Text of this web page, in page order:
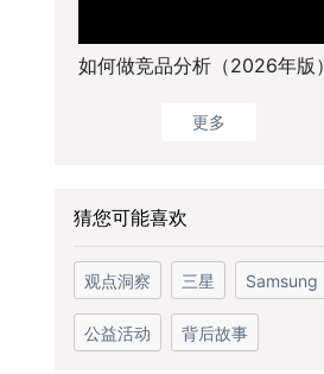
如何做竞品分析（2026年版）
更多
猜您可能喜欢
观点洞察 三星 Samsung
公益活动 背后故事